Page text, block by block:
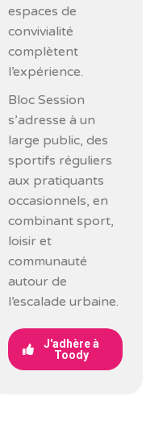
espaces de
convivialité
complètent
l’expérience.
Bloc Session
s’adresse à un
large public, des
sportifs réguliers
aux pratiquants
occasionnels, en
combinant sport,
loisir et
communauté
autour de
l’escalade urbaine.
J'adhère à
Toody